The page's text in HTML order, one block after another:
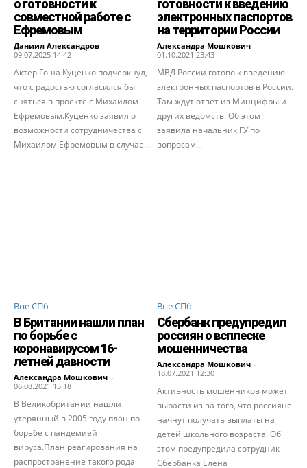
о готовности к
совместной работе с
Ефремовым
Даниил Александров -
09.07.2025 14:42
Актер Гоша Куценко подчеркнул,
что с радостью согласился бы
сняться в проекте с Михаилом
Ефремовым.Куценко заявил о
возможности сотрудничества с
Михаилом Ефремовым в случае...
готовности к введению
электронных паспортов
на территории России
Александра Мошкович -
01.10.2021 23:43
МВД России готово к введению
электронных паспортов в России.
Там ждут ответ из Минцифры и
других ведомств. Об этом
заявила начальник ГУ по
вопросам...
Вне СПб
В Британии нашли план
по борьбе с
коронавирусом 16-
летней давности
Александра Мошкович -
06.08.2021 15:18
В Великобритании нашли
утерянный в 2005 году план по
борьбе с пандемией
вируса.План реагирования на
распространение такого рода
Вне СПб
Сбербанк предупредил
россиян о всплеске
мошенничества
Александра Мошкович -
18.07.2021 12:30
Активность мошенников может
вырасти из-за того, что россияне
начнут получать выплаты на
детей школьного возраста. Об
этом предупредила сотрудник
Сбербанка Елена